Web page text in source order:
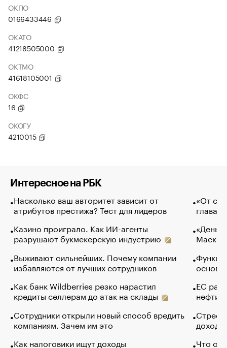
ОКПО
0166433446
ОКАТО
41218505000
ОКТМО
41618105001
ОКФС
16
ОКОГУ
4210015
Интересное на РБК
Насколько ваш авторитет зависит от
атрибутов престижа? Тест для лидеров
Казино проиграло. Как ИИ-агенты
разрушают букмекерскую индустрию
Выживают сильнейших. Почему компании
избавляются от лучших сотрудников
Как банк Wildberries резко нарастил
кредиты селлерам до атак на склады
Сотрудники открыли новый способ вредить
компаниям. Зачем им это
Как налоговики ищут доходы
«От
глава
Маск в
основ
ЕС
нефти
Что